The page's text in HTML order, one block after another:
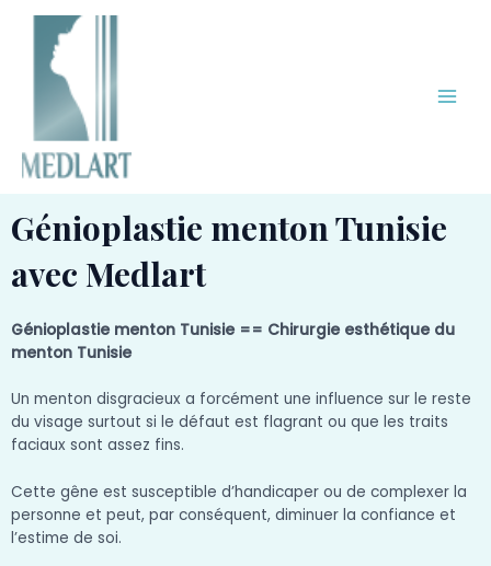
contenu
Génioplastie menton Tunisie
avec Medlart
Génioplastie menton Tunisie == Chirurgie esthétique du
menton Tunisie
Un menton disgracieux a forcément une influence sur le reste
du visage surtout si le défaut est flagrant ou que les traits
faciaux sont assez fins.
Cette gêne est susceptible d’handicaper ou de complexer la
personne et peut, par conséquent, diminuer la confiance et
l’estime de soi.